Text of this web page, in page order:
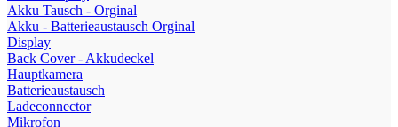
Akku Tausch - Orginal
Akku - Batterieaustausch Orginal
Display
Back Cover - Akkudeckel
Hauptkamera
Batterieaustausch
Ladeconnector
Mikrofon